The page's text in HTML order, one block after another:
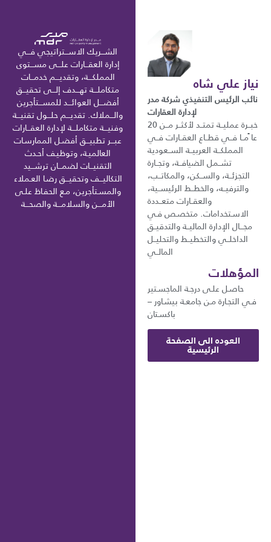
نياز علي شاه
نائب الرئيس التنفيذي شركة مدر
لإدارة العقارات
خبــرة عمليــة تمتــد لأكثــر مــن 20
عا ًمــا فــي قطــاع العقــارات فــي
المملكــة العربيــة الســعودية
تشــمل الضيافــة، وتجــارة
التجزئــة، والســكن، والمكاتــب،
والترفيــه، والخطــط الرئيســية،
والعقــارات متعــددة
الاسـتخدامات. متخصـص فـي
مجـــال الإدارة الماليــة والتدقيــق
الداخلــي والتخطيــط والتحليــل
المالــي
المؤهلات
حاصـل علـى درجـة الماجسـتير
فـي التجـارة مـن جامعـة بيشـاور –
باكسـتان
العوده الى الصفحة
الرئيسية
الشـــريك الاســـتراتيجي فـــي
إدارة العقـــارات علـــى مســـتوى
المملكـــة، وتقديـــم خدمـــات
متكاملـــة تهـــدف إلـــى تحقيـــق
أفضـــل العوائـــد للمســـتأجرين
والـــملاك. تقديـــم حلـــول تقنيـــة
وفنيـــة متكاملـــة لإدارة العقـــارات
عبـــر تطبيـــق أفضـل الممارسـات
العالميـة، وتوظيـف أحـدث
التقنيـــات لضمـــان ترشـــيد
التكاليـــف وتحقيـــق رضـا العـملاء
والمسـتأجرين، مـع الحفـاظ علـى
الأمـــن والسلامـــة والصحـــة